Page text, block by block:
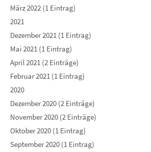
März 2022 (1 Eintrag)
2021
Dezember 2021 (1 Eintrag)
Mai 2021 (1 Eintrag)
April 2021 (2 Einträge)
Februar 2021 (1 Eintrag)
2020
Dezember 2020 (2 Einträge)
November 2020 (2 Einträge)
Oktober 2020 (1 Eintrag)
September 2020 (1 Eintrag)